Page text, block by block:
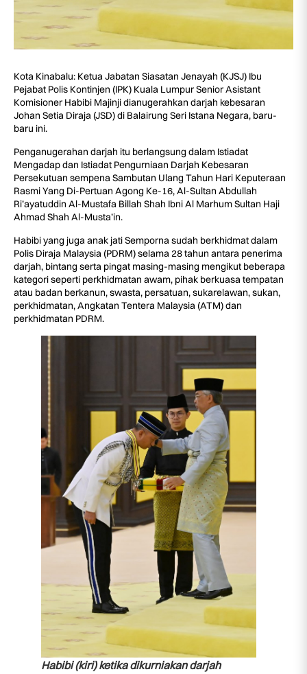
Kota Kinabalu: Ketua Jabatan Siasatan Jenayah (KJSJ) Ibu
Pejabat Polis Kontinjen (IPK) Kuala Lumpur Senior Asistant
Komisioner Habibi Majinji dianugerahkan darjah kebesaran
Johan Setia Diraja (JSD) di Balairung Seri Istana Negara, baru-
baru ini.
Penganugerahan darjah itu berlangsung dalam Istiadat
Mengadap dan Istiadat Pengurniaan Darjah Kebesaran
Persekutuan sempena Sambutan Ulang Tahun Hari Keputeraan
Rasmi Yang Di-Pertuan Agong Ke-16, Al-Sultan Abdullah
Ri’ayatuddin Al-Mustafa Billah Shah Ibni Al Marhum Sultan Haji
Ahmad Shah Al-Musta’in.
Habibi yang juga anak jati Semporna sudah berkhidmat dalam
Polis Diraja Malaysia (PDRM) selama 28 tahun antara penerima
darjah, bintang serta pingat masing-masing mengikut beberapa
kategori seperti perkhidmatan awam, pihak berkuasa tempatan
atau badan berkanun, swasta, persatuan, sukarelawan, sukan,
perkhidmatan, Angkatan Tentera Malaysia (ATM) dan
perkhidmatan PDRM.
Habibi (kiri) ketika dikurniakan darjah